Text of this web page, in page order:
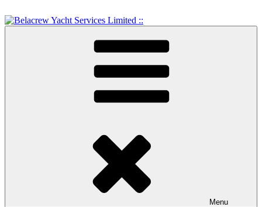
to
content
Belacrew Yacht Services
Crew Training and Yacht Service
Menu